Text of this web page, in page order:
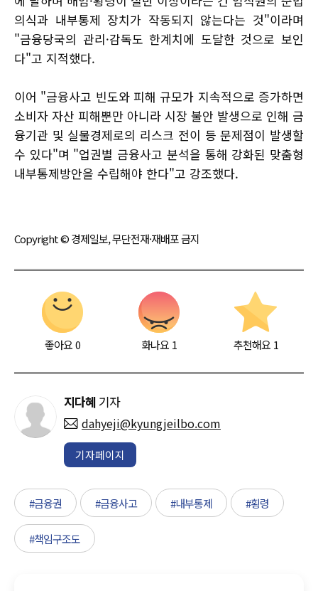
의식과 내부통제 장치가 작동되지 않는다는 것"이라며
"금융당국의 관리·감독도 한계치에 도달한 것으로 보인
다"고 지적했다.
이어 "금융사고 빈도와 피해 규모가 지속적으로 증가하면
소비자 자산 피해뿐만 아니라 시장 불안 발생으로 인해 금
융기관 및 실물경제로의 리스크 전이 등 문제점이 발생할
수 있다"며 "업권별 금융사고 분석을 통해 강화된 맞춤형
내부통제방안을 수립해야 한다"고 강조했다.
Copyright © 경제일보, 무단전재·재배포 금지
좋아요0 화나요 1 추천해요 1
지다혜 기자
dahyeji@kyungjeilbo.com
기자페이지
#금융권 #금융사고 #내부통제 #횡령
#책임구조도